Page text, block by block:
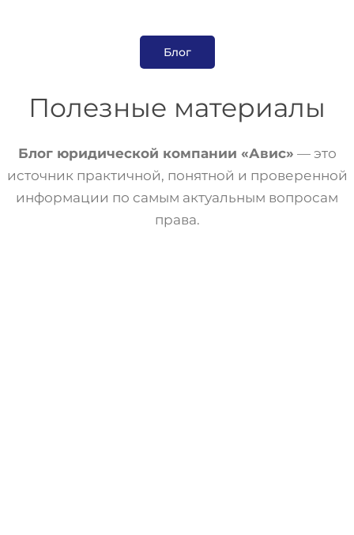
Блог
Полезные материалы
Блог юридической компании «Авис» — это
источник практичной, понятной и проверенной
информации по самым актуальным вопросам
права.